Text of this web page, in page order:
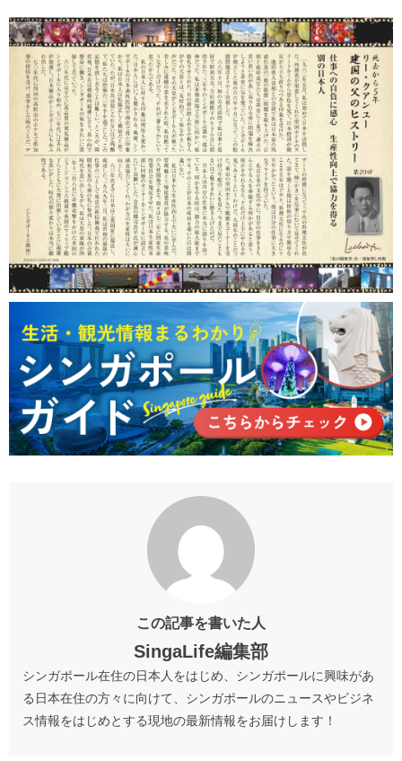
この記事を書いた人
SingaLife編集部
シンガポール在住の日本人をはじめ、シンガポールに興味があ
る日本在住の方々に向けて、シンガポールのニュースやビジネ
ス情報をはじめとする現地の最新情報をお届けします！